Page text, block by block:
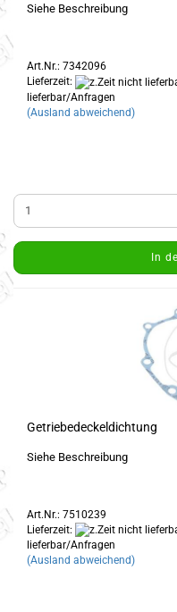
Siehe Beschreibung
Art.Nr.: 7342096
Lieferzeit:
lieferbar/Anfragen
(Ausland abweichend)
In
Getriebedeckeldichtung
Siehe Beschreibung
Art.Nr.: 7510239
Lieferzeit:
lieferbar/Anfragen
(Ausland abweichend)